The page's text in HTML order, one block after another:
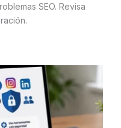
SEO. Revisa